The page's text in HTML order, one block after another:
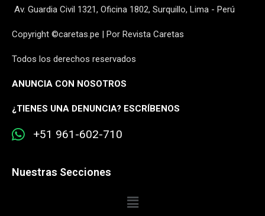
Av. Guardia Civil 1321, Oficina 1802, Surquillo, Lima - Perú
Copyright ©caretas.pe | Por Revista Caretas
Todos los derechos reservados
ANUNCIA CON NOSOTROS
¿TIENES UNA DENUNCIA? ESCRÍBENOS
+51 961-602-710
Nuestras Secciones